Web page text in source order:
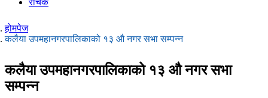
रोचक
होमपेज
कलैया उपमहानगरपालिकाको १३ औ नगर सभा सम्पन्न
कलैया उपमहानगरपालिकाको १३ औ नगर सभा
सम्पन्न